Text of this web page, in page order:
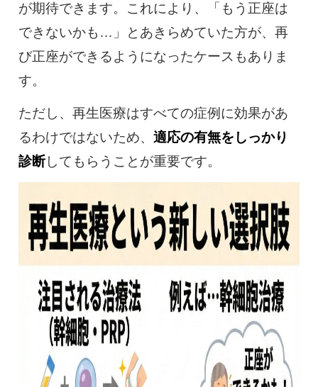
が期待できます。これにより、「もう正座は
できないかも…」とあきらめていた方が、再
び正座ができるようになったケースもありま
す。
ただし、再生医療はすべての症例に効果があ
るわけではないため、 適応の有無をしっかり
診断してもらうことが重要です。